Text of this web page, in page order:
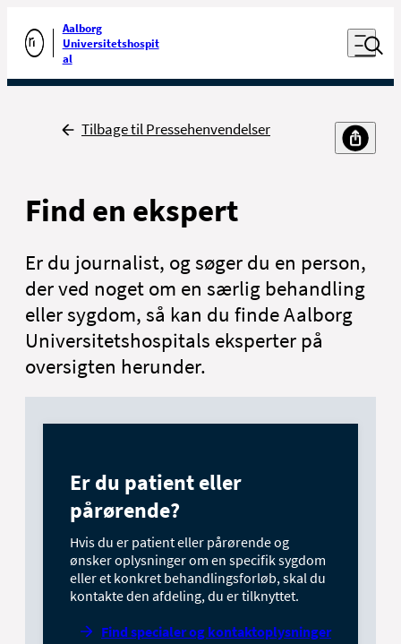
Gå til forsiden
Aalborg
Universitetshospit
al
Åben
Udfør søgning
Tilbage
Tilbage til Pressehenvendelser
Find en ekspert
Er du journalist, og søger du en person,
der ved noget om en særlig behandling
eller sygdom, så kan du finde Aalborg
Universitetshospitals eksperter på
oversigten herunder.
Er du patient eller
pårørende?
Hvis du er patient eller pårørende og
ønsker oplysninger om en specifik sygdom
eller et konkret behandlingsforløb, skal du
kontakte den afdeling, du er tilknyttet.
Find specialer og kontaktoplysninger